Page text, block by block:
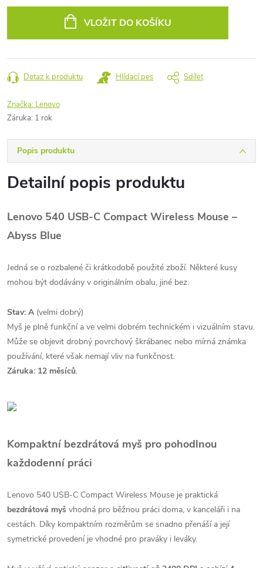
VLOŽIT DO KOŠÍKU
Dotaz k produktu Hlídací pes Sdílet
Značka: Lenovo
Záruka: 1 rok
Popis produktu
Detailní popis produktu
Lenovo 540 USB-C Compact Wireless Mouse –
Abyss Blue
Jedná se o rozbalené či krátkodobě použité zboží. Některé kusy
mohou být dodávány v originálním obalu, jiné bez.
Stav: A(velmi dobrý)
Myš je plně funkční a ve velmi dobrém technickém i vizuálním stavu.
Může se objevit drobný povrchový škrábanec nebo mírná známka
používání, které však nemají vliv na funkčnost.
Záruka: 12 měsíců.
Kompaktní bezdrátová myš pro pohodlnou
každodenní práci
Lenovo 540 USB-C Compact Wireless Mouse je praktická
bezdrátová myš vhodná pro běžnou práci doma, v kanceláři i na
cestách. Díky kompaktním rozměrům se snadno přenáší a její
symetrické provedení je vhodné pro praváky i leváky.